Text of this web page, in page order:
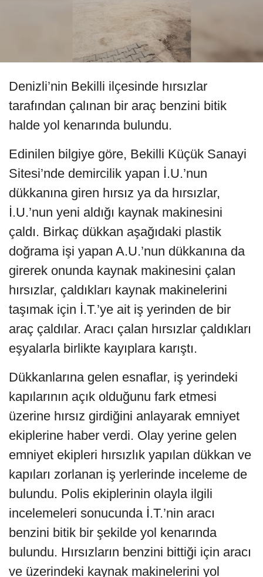
Denizli’nin Bekilli ilçesinde hırsızlar
tarafından çalınan bir araç benzini bitik
halde yol kenarında bulundu.
Edinilen bilgiye göre, Bekilli Küçük Sanayi
Sitesi’nde demircilik yapan İ.U.’nun
dükkanına giren hırsız ya da hırsızlar,
İ.U.’nun yeni aldığı kaynak makinesini
çaldı. Birkaç dükkan aşağıdaki plastik
doğrama işi yapan A.U.’nun dükkanına da
girerek onunda kaynak makinesini çalan
hırsızlar, çaldıkları kaynak makinelerini
taşımak için İ.T.’ye ait iş yerinden de bir
araç çaldılar. Aracı çalan hırsızlar çaldıkları
eşyalarla birlikte kayıplara karıştı.
Dükkanlarına gelen esnaflar, iş yerindeki
kapılarının açık olduğunu fark etmesi
üzerine hırsız girdiğini anlayarak emniyet
ekiplerine haber verdi. Olay yerine gelen
emniyet ekipleri hırsızlık yapılan dükkan ve
kapıları zorlanan iş yerlerinde inceleme de
bulundu. Polis ekiplerinin olayla ilgili
incelemeleri sonucunda İ.T.’nin aracı
benzini bitik bir şekilde yol kenarında
bulundu. Hırsızların benzini bittiği için aracı
ve üzerindeki kaynak makinelerini yol